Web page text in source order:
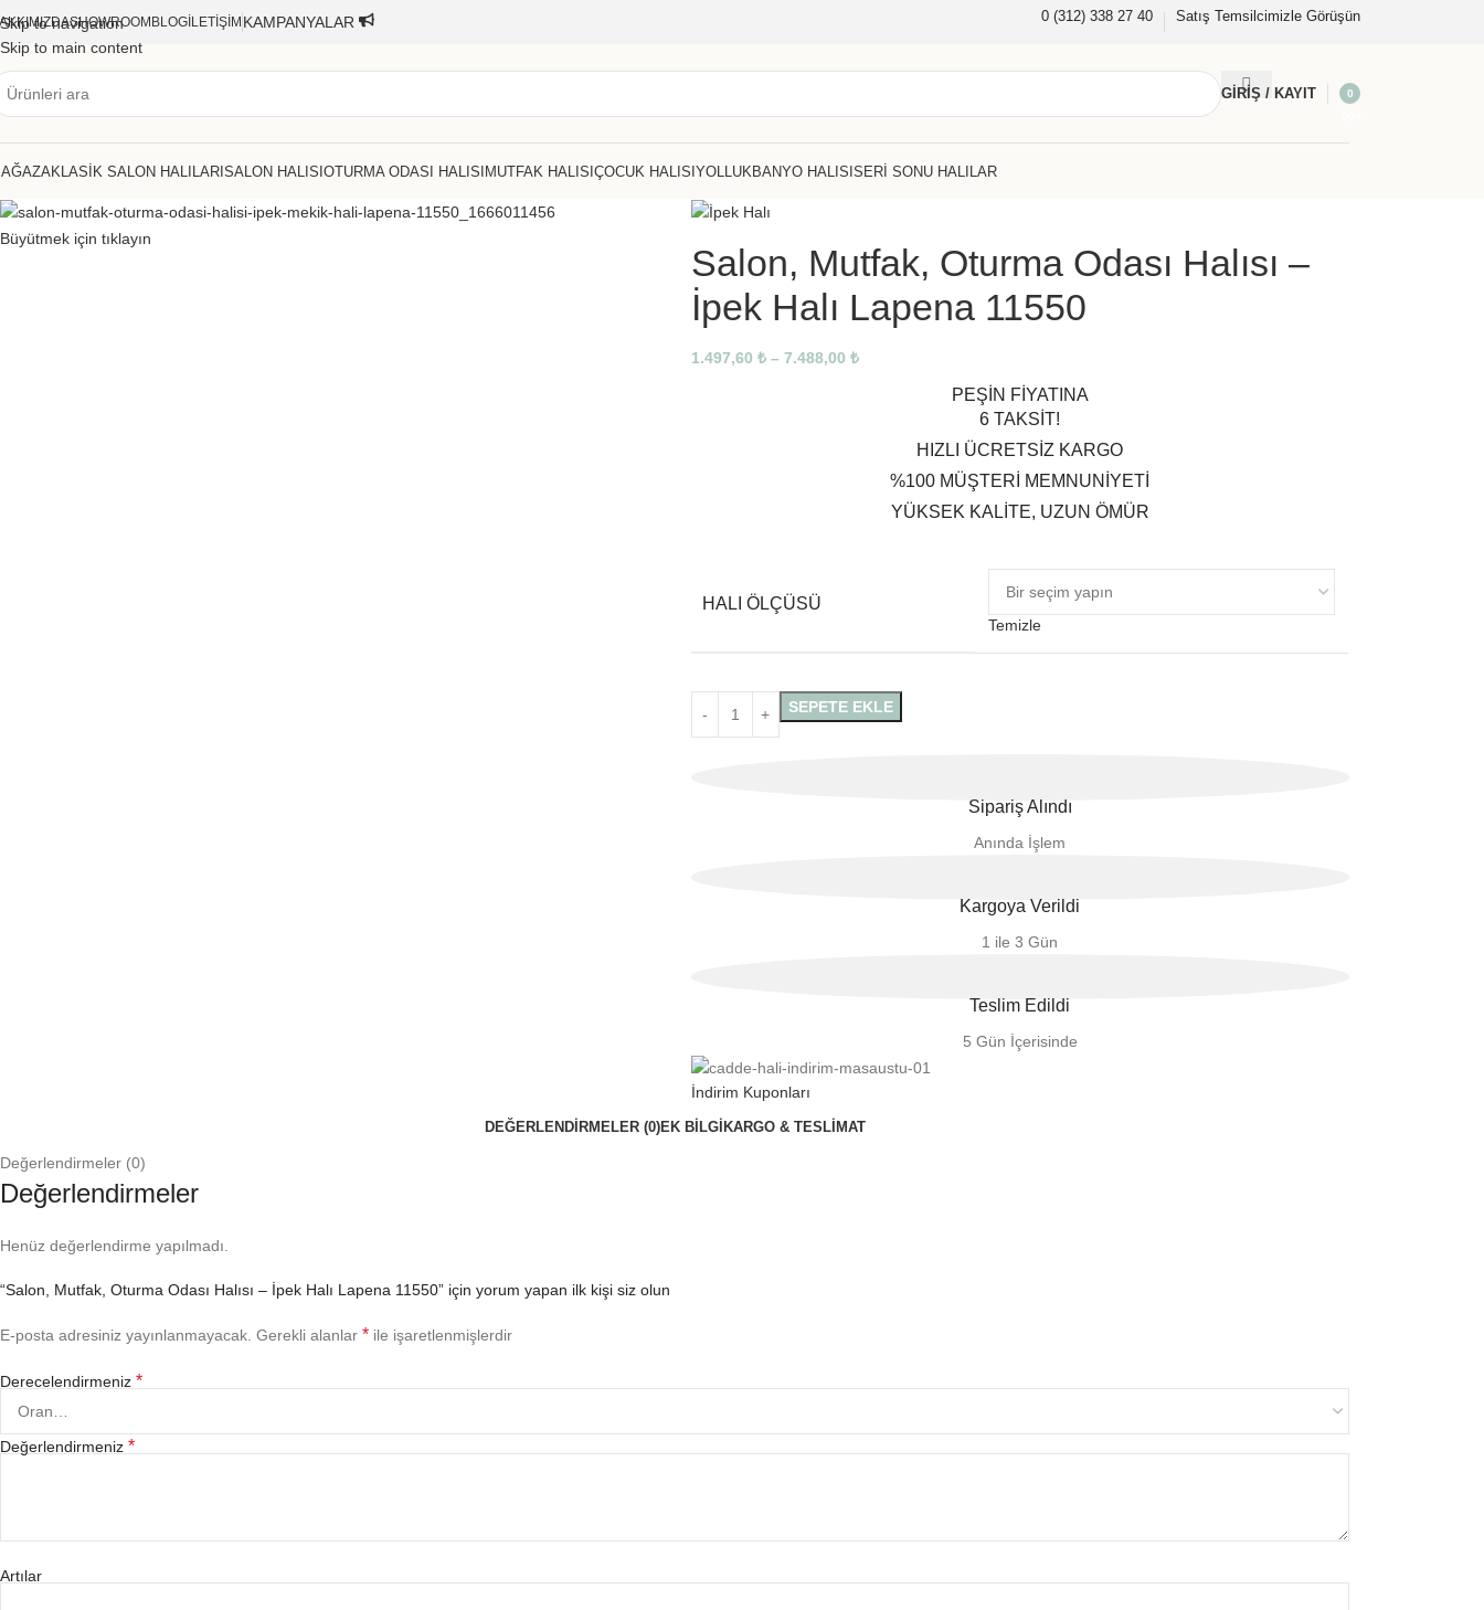
Skip to navigation
Skip to main content
SHOWROOM BLOG İLETIŞIM KAMPANYALAR 0 (312) 338 27 40 Satış Temsilcimizle Görüşün
GIRIŞ / KAYIT
0
KLASIK SALON HALILARISALON HALISIOTURMA ODASI HALISIMUTFAK HALISIÇOCUK HALISIYOLLUKBANYO HALISISERI SONU HALILAR
Büyütmek için tıklayın
Salon, Mutfak, Oturma Odası Halısı –
İpek Halı Lapena 11550
1.497,60 ₺ – 7.488,00 ₺
PEŞİN FİYATINA
6 TAKSİT!
HIZLI ÜCRETSİZ KARGO
%100 MÜŞTERİ MEMNUNİYETİ
YÜKSEK KALİTE, UZUN ÖMÜR
HALI ÖLÇÜSÜ
Temizle
SEPETE EKLE
Sipariş Alındı
Anında İşlem
Kargoya Verildi
1 ile 3 Gün
Teslim Edildi
5 Gün İçerisinde
İndirim Kuponları
DEĞERLENDIRMELER (0)EK BILGI KARGO & TESLİMAT
Değerlendirmeler (0)
Değerlendirmeler
Henüz değerlendirme yapılmadı.
“Salon, Mutfak, Oturma Odası Halısı – İpek Halı Lapena 11550” için yorum yapan ilk kişi siz olun
E-posta adresiniz yayınlanmayacak. Gerekli alanlar * ile işaretlenmişlerdir
Derecelendirmeniz *
Değerlendirmeniz *
Artılar